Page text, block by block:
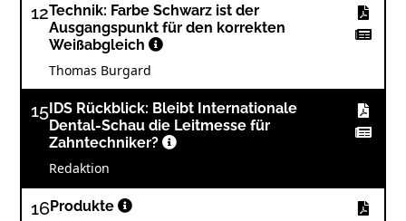
12Technik: Farbe Schwarz ist der
Ausgangspunkt für den korrekten
Weißabgleich
Thomas Burgard
15 IDS Rückblick: Bleibt Internationale
Dental-Schau die Leitmesse für
Zahntechniker?
Redaktion
16Produkte